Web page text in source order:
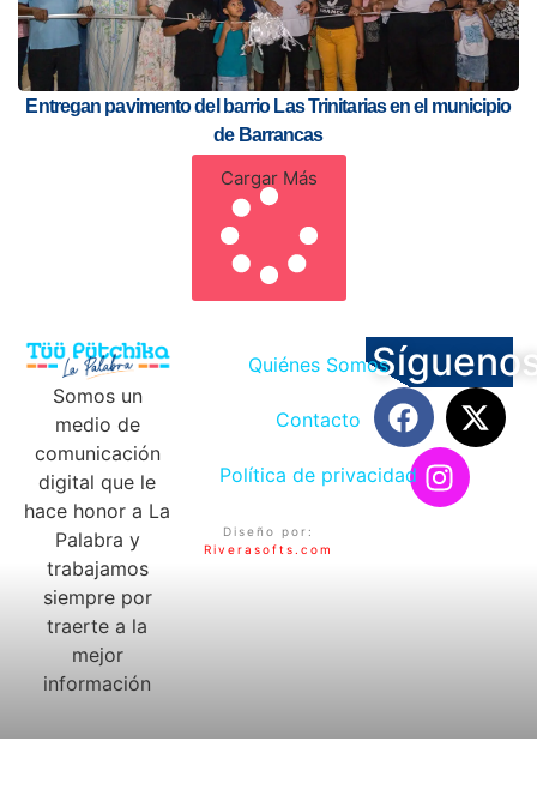
Entregan pavimento del barrio Las Trinitarias en el municipio
de Barrancas
Cargar Más
Somos un
medio de
comunicación
digital que le
hace honor a La
Palabra y
trabajamos
siempre por
traerte a la
mejor
información
Quiénes Somos
Contacto
Política de privacidad
Diseño por:
Riverasofts.com